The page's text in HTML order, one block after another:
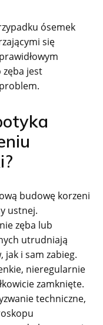
ósemek
się
zęba jest
budowę korzeni
ustnej.
zęba lub
utrudniają
i sam zabieg.
nieregularnie
zamknięte.
techniczne,